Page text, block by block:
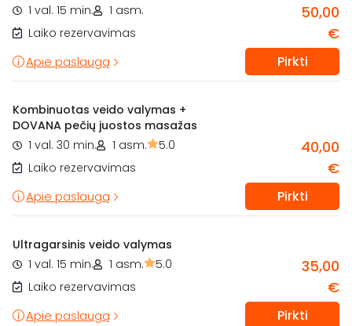
1 val. 15 min.
1 asm.
Laiko rezervavimas
50,00
€
Apie paslaugą Pirkti
Kombinuotas veido valymas +
DOVANA pečių juostos masažas
1 val. 30 min.
1 asm.
5.0
Laiko rezervavimas
40,00
€
Apie paslaugą Pirkti
Ultragarsinis veido valymas
1 val. 15 min.
1 asm.
5.0
Laiko rezervavimas
35,00
€
Apie paslaugą Pirkti